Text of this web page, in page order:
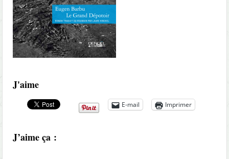
J'aime
E-mail Imprimer
J’aime ça :